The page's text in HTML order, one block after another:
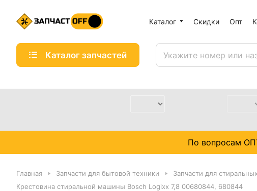
Каталог Скидки Опт
Каталог запчастей
По вопросам
Главная Запчасти для бытовой техники Запчасти для
Крестовина стиральной машины Bosch Logixx 7,8 00680844, 680844